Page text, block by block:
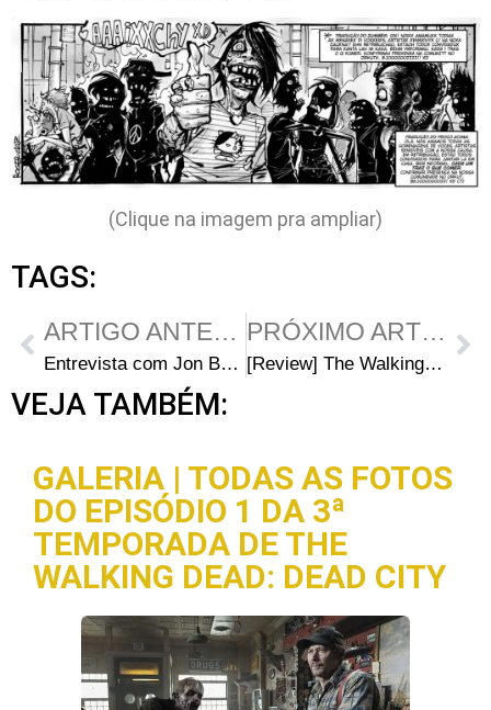
(Clique na imagem pra ampliar)
TAGS:
ARTIGO ANTERIOR
Entrevista com Jon Bernthal (Shane de TWD)
PRÓXIMO ARTIGO
[Review] The Walking Dead – 1.06 ”TS-19”
VEJA TAMBÉM:
GALERIA | TODAS AS FOTOS
DO EPISÓDIO 1 DA 3ª
TEMPORADA DE THE
WALKING DEAD: DEAD CITY